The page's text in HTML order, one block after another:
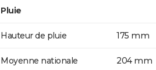
Pluie
Hauteur de pluie 175 mm
Moyenne nationale 204 mm